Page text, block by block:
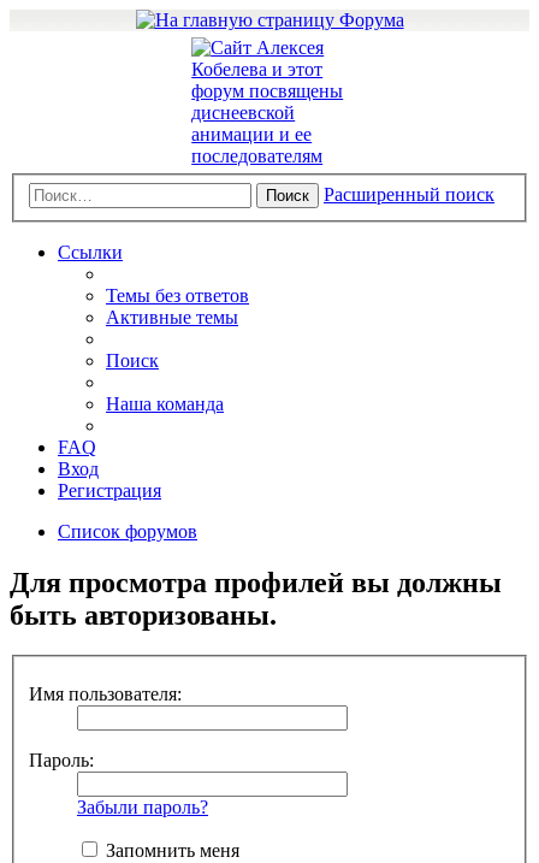
Поиск Расширенный поиск
Ссылки
Темы без ответов
Активные темы
Поиск
Наша команда
FAQ
Вход
Регистрация
Список форумов
Для просмотра профилей вы должны
быть авторизованы.
Имя пользователя:
Пароль:
Забыли пароль?
Запомнить меня